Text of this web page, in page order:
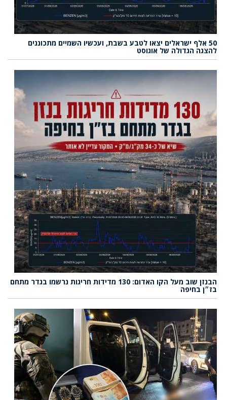
50 אלף ישראלים יצאו לטבע בשבת, ועכשיו השמיים מתכוננים
להצגה הגדולה של אוגוסט
הבנזן שוב מעל הקו האדום: 130 מדידות חריגות נרשמו בגדר מתחם
בז״ן בחיפה